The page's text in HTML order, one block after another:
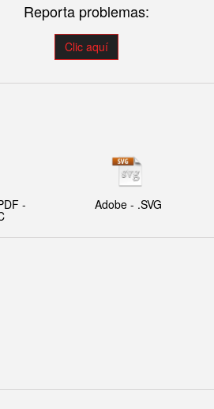
Reporta problemas:
Clic aquí
- Adobe - .SVG